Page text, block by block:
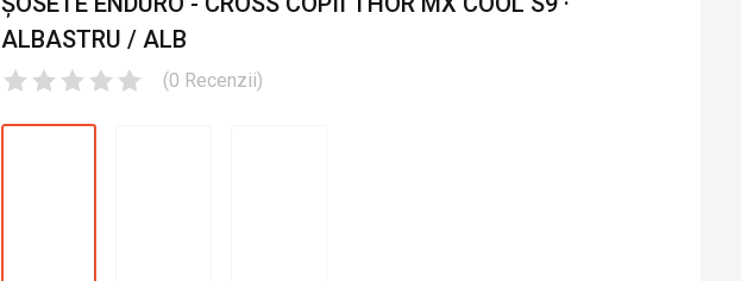
ALBASTRU / ALB
(0 Recenzii)